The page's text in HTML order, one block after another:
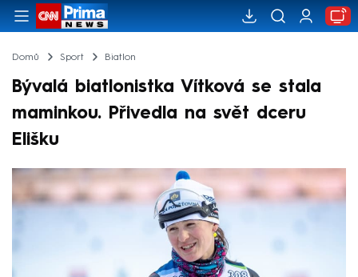
Domů Sport Biatlon
Bývalá biatlonistka Vítková se stala
maminkou. Přivedla na svět dceru
Elišku